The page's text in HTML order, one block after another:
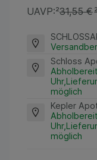
UAVP:²31,55 €
Schloss
möglich
Kepler
möglich